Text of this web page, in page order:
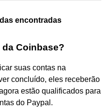
encontradas
Coinbase?
suas contas na
concluído, eles receberão
estão qualificados para
do Paypal.